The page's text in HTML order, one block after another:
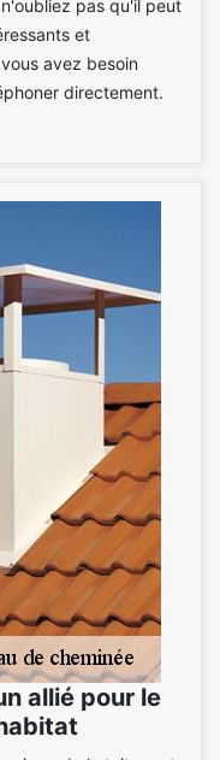
pas qu'il peut
et
avez besoin
directement.
allié pour le